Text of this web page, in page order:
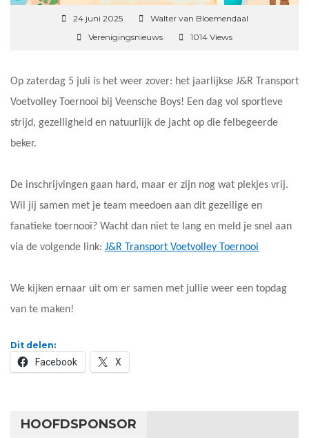
24 juni 2025
Walter van Bloemendaal
Verenigingsnieuws
1014 Views
Op zaterdag 5 juli is het weer zover: het jaarlijkse J&R Transport
Voetvolley Toernooi bij Veensche Boys! Een dag vol sportieve
strijd, gezelligheid en natuurlijk de jacht op die felbegeerde
beker.
De inschrijvingen gaan hard, maar er zijn nog wat plekjes vrij.
Wil jij samen met je team meedoen aan dit gezellige en
fanatieke toernooi? Wacht dan niet te lang en meld je snel aan
via de volgende link: J&R Transport Voetvolley Toernooi
We kijken ernaar uit om er samen met jullie weer een topdag
van te maken!
Dit delen:
Facebook X
HOOFDSPONSOR